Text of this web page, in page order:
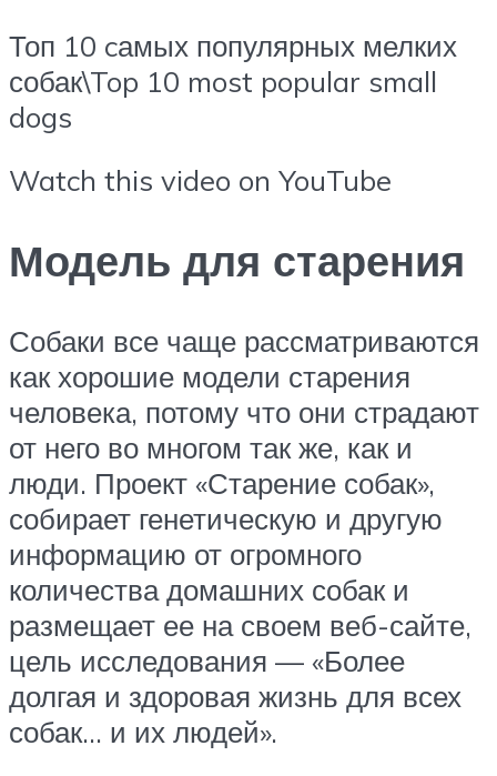
Топ 10 cамых популярных мелких
собак\Top 10 most popular small
dogs
Watch this video on YouTube
Модель для старения
Собаки все чаще рассматриваются
как хорошие модели старения
человека, потому что они страдают
от него во многом так же, как и
люди. Проект «Старение собак»,
собирает генетическую и другую
информацию от огромного
количества домашних собак и
размещает ее на своем веб-сайте,
цель исследования — «Более
долгая и здоровая жизнь для всех
собак… и их людей».